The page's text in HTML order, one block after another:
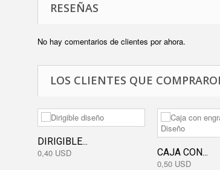
RESEÑAS
No hay comentarios de clientes por ahora.
LOS CLIENTES QUE
DIRIGIBLE...
0,40 USD
CAJA CON...
0,50 USD